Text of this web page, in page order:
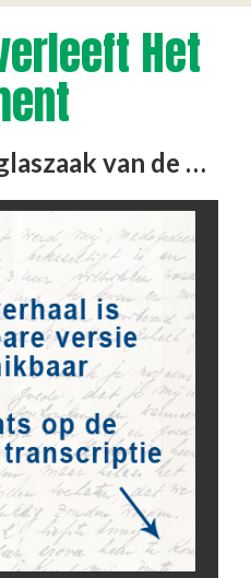
Het
De porselein- en glaszaak van de broers Mahnmann, op de hoek van de Hoogstraat en de Westewagenstraat, ging bij het …